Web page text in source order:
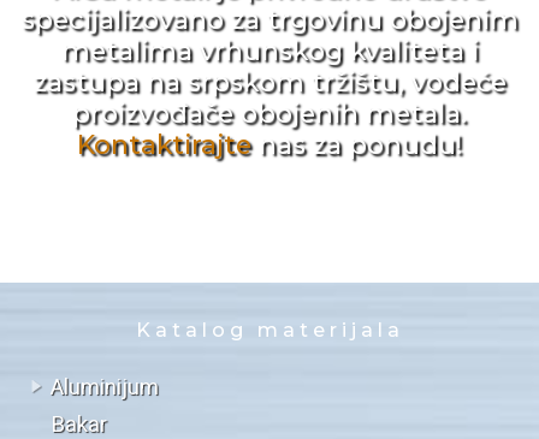
specijalizovano za trgovinu obojenim
metalima vrhunskog kvaliteta i
zastupa na srpskom tržištu, vodeće
proizvođače obojenih metala.
Kontaktirajtenas za ponudu!
Katalog materijala
Aluminijum
Bakar